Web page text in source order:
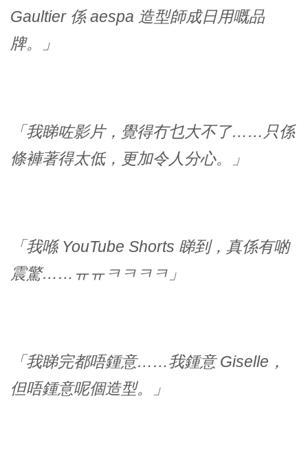
Gaultier 係 aespa 造型師成日用嘅品
牌。」
「我睇咗影片，覺得冇乜大不了……只係
條褲著得太低，更加令人分心。」
「我喺 YouTube Shorts 睇到，真係有啲
震驚……ㅠㅠㅋㅋㅋㅋ」
「我睇完都唔鍾意……我鍾意 Giselle，
但唔鍾意呢個造型。」